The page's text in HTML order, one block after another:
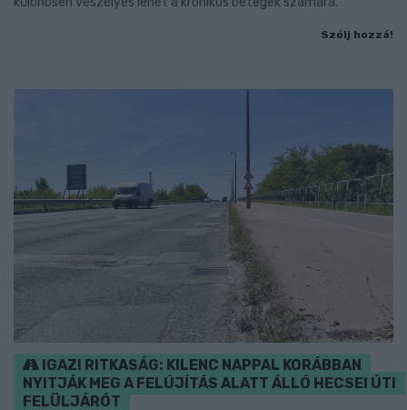
Szólj hozzá!
IGAZI RITKASÁG: KILENC NAPPAL KORÁBBAN
NYITJÁK MEG A FELÚJÍTÁS ALATT ÁLLÓ HECSEI ÚTI
FELÜLJÁRÓT